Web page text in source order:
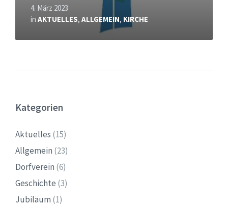
4. März 2023
in AKTUELLES, ALLGEMEIN, KIRCHE
Kategorien
Aktuelles (15)
Allgemein (23)
Dorfverein (6)
Geschichte (3)
Jubiläum (1)